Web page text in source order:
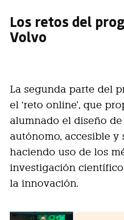
Los retos del
Volvo
La segunda parte del
el ‘reto online’, que
alumnado el diseño
autónomo, accesible y
haciendo uso de los
investigación
la innovación.